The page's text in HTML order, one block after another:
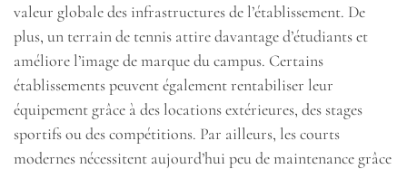
valeur globale des infrastructures de l’établissement. De
plus, un terrain de tennis attire davantage d’étudiants et
améliore l’image de marque du campus. Certains
établissements peuvent également rentabiliser leur
équipement grâce à des locations extérieures, des stages
sportifs ou des compétitions. Par ailleurs, les courts
modernes nécessitent aujourd’hui peu de maintenance grâce